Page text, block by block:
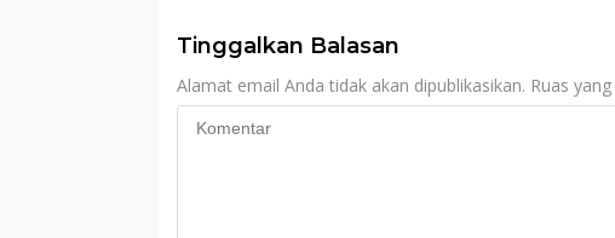
Tinggalkan Balasan
Alamat email Anda tidak akan dipublikasikan. Ruas